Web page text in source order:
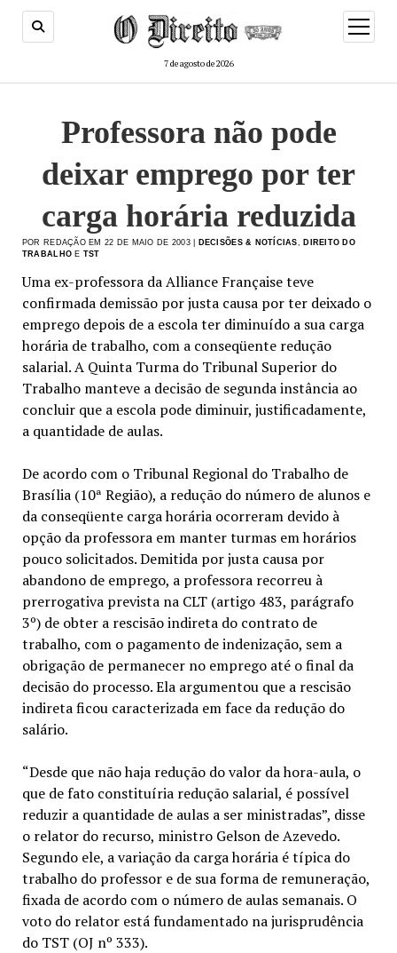
7 de agosto de 2026
menu
de
Professora não pode
deixar emprego por ter
carga horária reduzida
POR REDAÇÃO EM 22 DE MAIO DE 2003 | DECISÕES & NOTÍCIAS
DIREITO DO
TRABALHO E TST
Uma ex-professora da Alliance Française teve
confirmada demissão por justa causa por ter deixado o
emprego depois de a escola ter diminuído a sua carga
horária de trabalho, com a conseqüente redução
salarial. A Quinta Turma do Tribunal Superior do
Trabalho manteve a decisão de segunda instância ao
concluir que a escola pode diminuir, justificadamente,
a quantidade de aulas.
De acordo com o Tribunal Regional do Trabalho de
Brasília (10ª Região), a redução do número de alunos e
da conseqüente carga horária ocorreram devido à
opção da professora em manter turmas em horários
pouco solicitados. Demitida por justa causa por
abandono de emprego, a professora recorreu à
prerrogativa prevista na CLT (artigo 483, parágrafo
3º) de obter a rescisão indireta do contrato de
trabalho, com o pagamento de indenização, sem a
obrigação de permanecer no emprego até o final da
decisão do processo. Ela argumentou que a rescisão
indireta ficou caracterizada em face da redução do
salário.
“Desde que não haja redução do valor da hora-aula, o
que de fato constituíria redução salarial, é possível
reduzir a quantidade de aulas a ser ministradas”, disse
o relator do recurso, ministro Gelson de Azevedo.
Segundo ele, a variação da carga horária é típica do
trabalho do professor e de sua forma de remuneração,
fixada de acordo com o número de aulas semanais. O
voto do relator está fundamentado na jurisprudência
do TST (OJ nº 333).